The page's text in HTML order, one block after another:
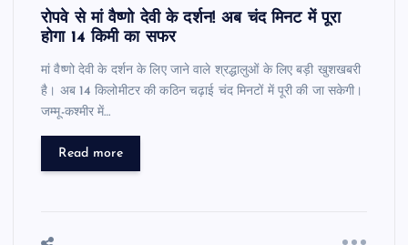
रोपवे से मां वैष्णो देवी के दर्शन! अब चंद मिनट में पूरा
होगा 14 किमी का सफर
मां वैष्णो देवी के दर्शन के लिए जाने वाले श्रद्धालुओं के लिए बड़ी खुशखबरी
है। अब 14 किलोमीटर की कठिन चढ़ाई चंद मिनटों में पूरी की जा सकेगी।
जम्मू-कश्मीर में…
Read more